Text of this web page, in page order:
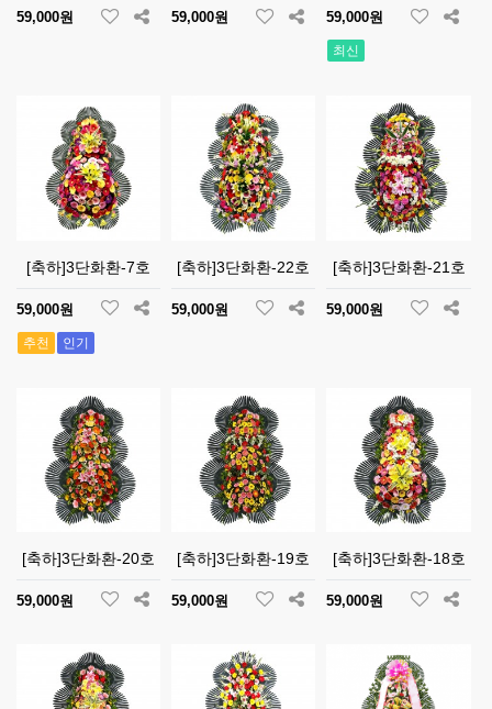
59,000원 59,000원 59,000원
최신
[축하]3단화환-7호
59,000원
추천 인기
[축하]3단화환-22호
59,000원
[축하]3단화환-21호
59,000원
[축하]3단화환-20호
59,000원
[축하]3단화환-19호
59,000원
[축하]3단화환-18호
59,000원